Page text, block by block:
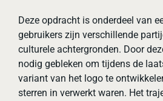
Deze opdracht is onderdeel van
gebruikers zijn verschillende
culturele achtergronden. Door
nodig gebleken om tijdens de
variant van het logo te
sterren in verwerkt waren. Het